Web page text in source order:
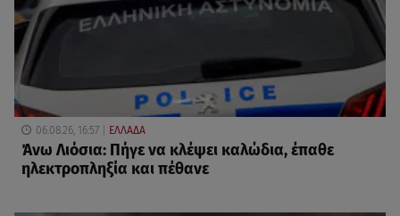
06.08.26, 16:57 ΕΛΛΑΔΑ
Άνω Λιόσια: Πήγε να κλέψει καλώδια, έπαθε
ηλεκτροπληξία και πέθανε